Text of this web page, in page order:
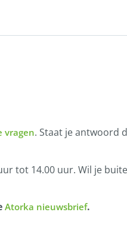
vragen. Staat je antwoord
tot 14.00 uur. Wil je
Atorka nieuwsbrief.